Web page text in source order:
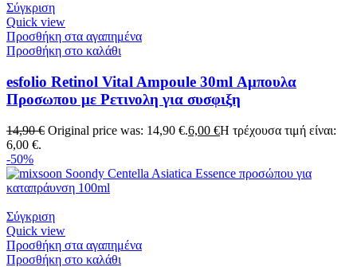
Σύγκριση
Quick view
Προσθήκη στα αγαπημένα
Προσθήκη στο καλάθι
esfolio Retinol Vital Ampoule 30ml Αμπουλα
Προσωπου με Ρετινολη για συσφιξη
14,90€ Original price was: 14,90 €.6,00 €Η τρέχουσα τιμή είναι:
6,00 €.
-50%
Σύγκριση
Quick view
Προσθήκη στα αγαπημένα
Προσθήκη στο καλάθι